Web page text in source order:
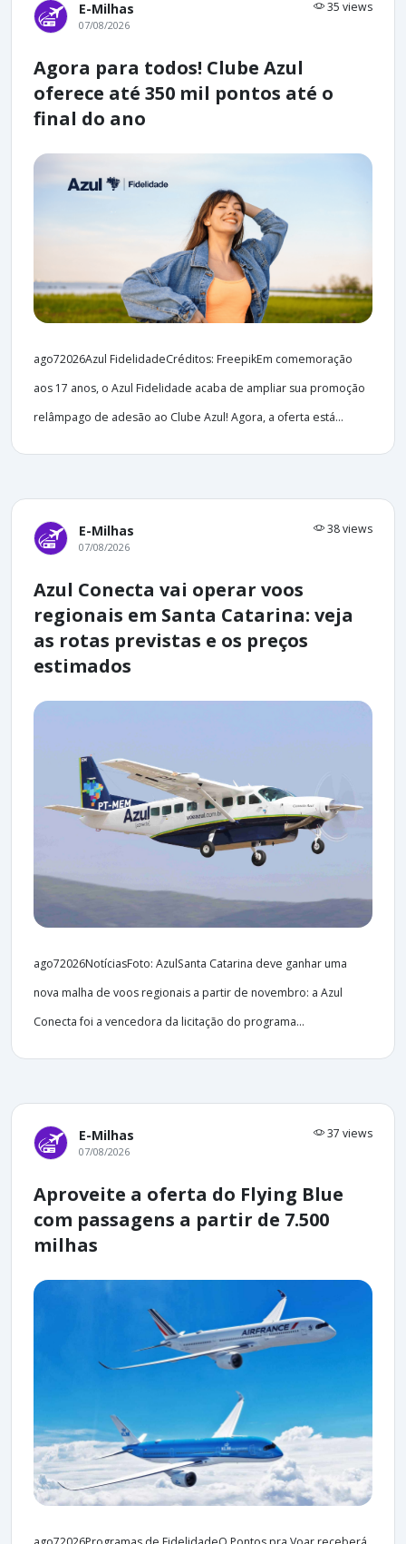
E-Milhas 35 views
07/08/2026
Agora para todos! Clube Azul
oferece até 350 mil pontos até o
final do ano
ago72026Azul FidelidadeCréditos: FreepikEm comemoração
aos 17 anos, o Azul Fidelidade acaba de ampliar sua promoção
relâmpago de adesão ao Clube Azul! Agora, a oferta está...
E-Milhas 38 views
07/08/2026
Azul Conecta vai operar voos
regionais em Santa Catarina: veja
as rotas previstas e os preços
estimados
ago72026NotíciasFoto: AzulSanta Catarina deve ganhar uma
nova malha de voos regionais a partir de novembro: a Azul
Conecta foi a vencedora da licitação do programa...
E-Milhas 37 views
07/08/2026
Aproveite a oferta do Flying Blue
com passagens a partir de 7.500
milhas